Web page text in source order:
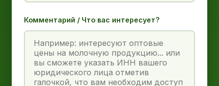
Комментарий / Что вас интересует?